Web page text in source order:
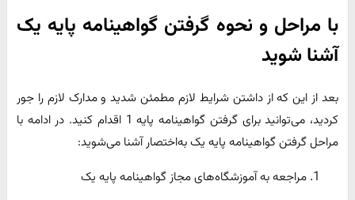
با مراحل و نحوه گرفتن گواهینامه پایه یک
آشنا شوید
بعد از این که از داشتن شرایط لازم مطمئن شدید و مدارک لازم را جور
کردید، می‌توانید برای گرفتن گواهینامه پایه 1 اقدام کنید. در ادامه با
مراحل گرفتن گواهینامه پایه یک به‌اختصار آشنا می‌شوید:
مراجعه به آموزشگاه‌های مجاز گواهینامه پایه یک